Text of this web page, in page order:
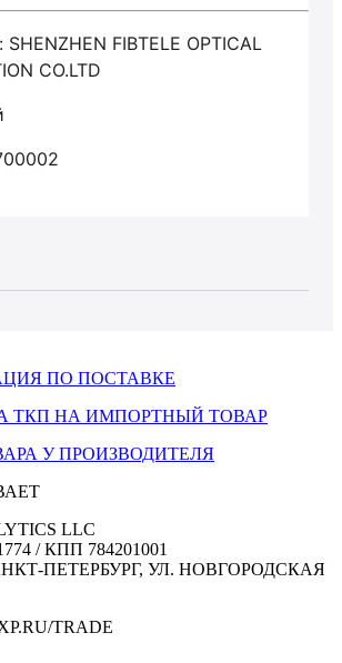
SHENZHEN FIBTELE OPTICAL
CO.LTD
ПО ПОСТАВКЕ
ТКП НА ИМПОРТНЫЙ ТОВАР
У ПРОИЗВОДИТЕЛЯ
LLC
/ КПП 784201001
ПЕТЕРБУРГ, УЛ. НОВГОРОДСКАЯ
TRADE